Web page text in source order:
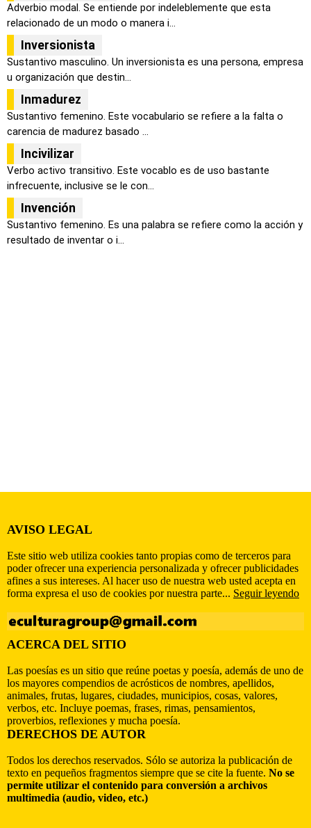
Adverbio modal. Se entiende por indeleblemente que esta
relacionado de un modo o manera i...
Inversionista
Sustantivo masculino. Un inversionista es una persona, empresa
u organización que destin...
Inmadurez
Sustantivo femenino. Este vocabulario se refiere a la falta o
carencia de madurez basado ...
Incivilizar
Verbo activo transitivo. Este vocablo es de uso bastante
infrecuente, inclusive se le con...
Invención
Sustantivo femenino. Es una palabra se refiere como la acción y
resultado de inventar o i...
AVISO LEGAL
Este sitio web utiliza cookies tanto propias como de terceros para
poder ofrecer una experiencia personalizada y ofrecer publicidades
afines a sus intereses. Al hacer uso de nuestra web usted acepta en
forma expresa el uso de cookies por nuestra parte... Seguir leyendo
ACERCA DEL SITIO
Las poesías es un sitio que reúne poetas y poesía, además de uno de
los mayores compendios de acrósticos de nombres, apellidos,
animales, frutas, lugares, ciudades, municipios, cosas, valores,
verbos, etc. Incluye poemas, frases, rimas, pensamientos,
proverbios, reflexiones y mucha poesía.
DERECHOS DE AUTOR
Todos los derechos reservados. Sólo se autoriza la publicación de
texto en pequeños fragmentos siempre que se cite la fuente. No se
permite utilizar el contenido para conversión a archivos
multimedia (audio, video, etc.)